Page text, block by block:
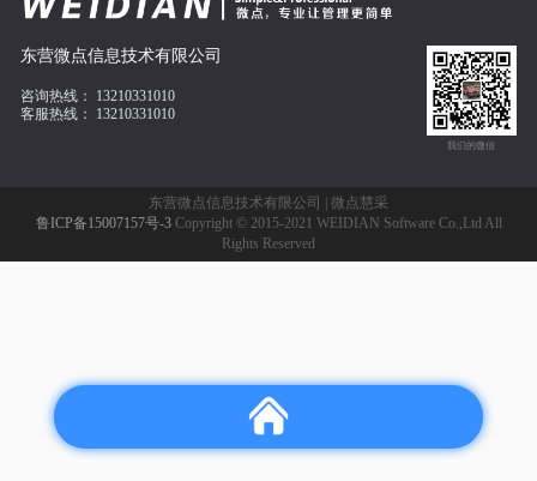
东营微点信息技术有限公司
咨询热线：
13210331010
客服热线：
13210331010
我们的微信
东营微点信息技术有限公司 | 微点慧采
鲁ICP备15007157号-3 Copyright © 2015-2021 WEIDIAN Software Co.,Ltd All
Rights Reserved